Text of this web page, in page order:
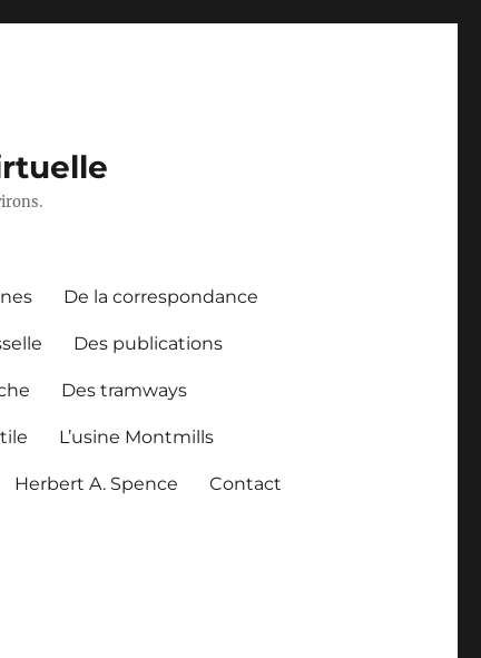
De la correspondance
Des publications
Des tramways
L’usine Montmills
Herbert A. Spence Contact